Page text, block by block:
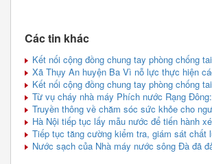
Các tin khác
Kết nối cộng đồng chung tay phòng chống
Xã Thụy An huyện Ba Vì nỗ lực thực hiện
Kết nối cộng đồng chung tay phòng chống
Từ vụ cháy nhà máy Phích nước Rạng
Truyền thông về chăm sóc sức khỏe cho
Hà Nội tiếp tục lấy mẫu nước để tiến hành
Tiếp tục tăng cường kiểm tra, giám sát chất
Nước sạch của Nhà máy nước sông Đà đã